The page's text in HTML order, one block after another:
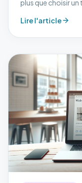
plus que choisir
développement,
Lire l'article